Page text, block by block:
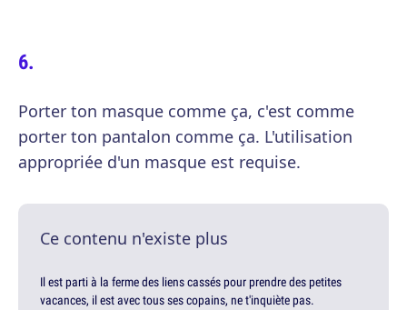
Porter ton masque comme ça, c'est comme
porter ton pantalon comme ça. L'utilisation
appropriée d'un masque est requise.
Ce contenu n'existe plus
Il est parti à la ferme des liens cassés pour prendre des petites
vacances, il est avec tous ses copains, ne t'inquiète pas.